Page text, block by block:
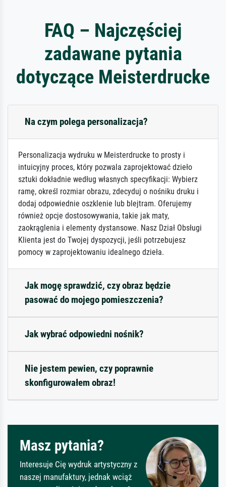
FAQ – Najczęściej
zadawane pytania
dotyczące Meisterdrucke
Na czym polega personalizacja?
Personalizacja wydruku w Meisterdrucke to prosty i
intuicyjny proces, który pozwala zaprojektować dzieło
sztuki dokładnie według własnych specyfikacji: Wybierz
ramę, określ rozmiar obrazu, zdecyduj o nośniku druku i
dodaj odpowiednie oszklenie lub blejtram. Oferujemy
również opcje dostosowywania, takie jak maty,
zaokrąglenia i elementy dystansowe. Nasz Dział Obsługi
Klienta jest do Twojej dyspozycji, jeśli potrzebujesz
pomocy w zaprojektowaniu idealnego dzieła.
Jak mogę sprawdzić, czy obraz będzie
pasować do mojego pomieszczenia?
Jak wybrać odpowiedni nośnik?
Nie jestem pewien, czy poprawnie
skonfigurowałem obraz!
Masz pytania?
Interesuje Cię wydruk artystyczny z
naszej manufaktury, jednak wciąż